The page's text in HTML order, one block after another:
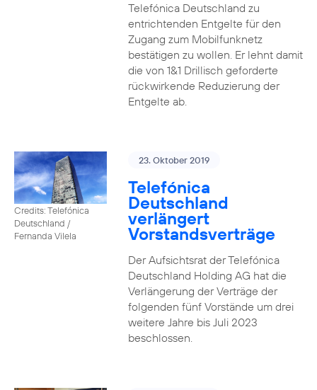
Telefónica Deutschland zu
entrichtenden Entgelte für den
Zugang zum Mobilfunknetz
bestätigen zu wollen. Er lehnt damit
die von 1&1 Drillisch geforderte
rückwirkende Reduzierung der
Entgelte ab.
Credits: Telefónica
Deutschland /
Fernanda Vilela
23. Oktober 2019
Telefónica
Deutschland
verlängert
Vorstandsverträge
Der Aufsichtsrat der Telefónica
Deutschland Holding AG hat die
Verlängerung der Verträge der
folgenden fünf Vorstände um drei
weitere Jahre bis Juli 2023
beschlossen.